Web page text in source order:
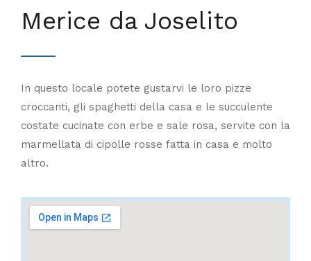
Merice da Joselito
In questo locale potete gustarvi le loro pizze
croccanti, gli spaghetti della casa e le succulente
costate cucinate con erbe e sale rosa, servite con la
marmellata di cipolle rosse fatta in casa e molto
altro.